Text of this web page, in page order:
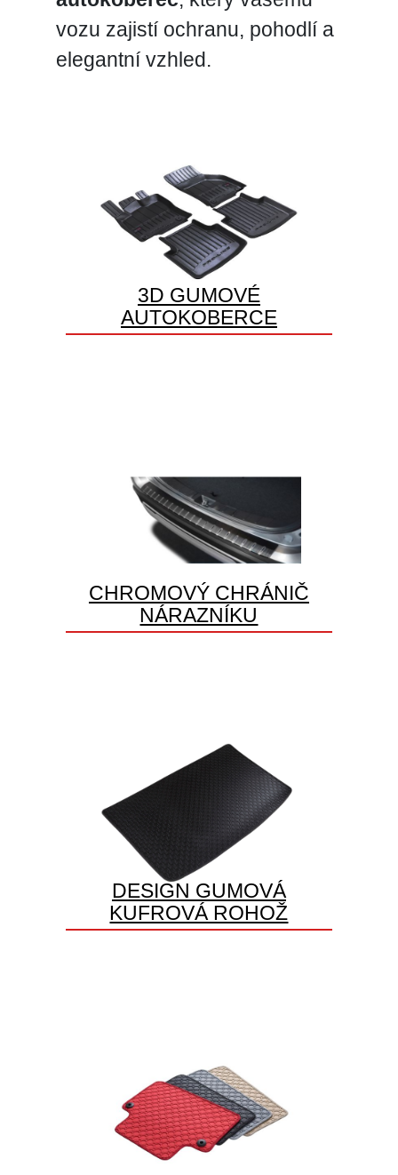
vozu zajistí ochranu, pohodlí a
elegantní vzhled.
3D GUMOVÉ
AUTOKOBERCE
CHROMOVÝ CHRÁNIČ
NÁRAZNÍKU
DESIGN GUMOVÁ
KUFROVÁ ROHOŽ